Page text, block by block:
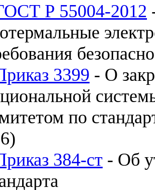
Р 55004-2012
3399 - О
по
384-ст - Об